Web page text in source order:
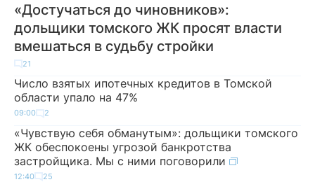
«Достучаться до чиновников»:
дольщики томского ЖК просят власти
вмешаться в судьбу стройки
21
Число взятых ипотечных кредитов в Томской
области упало на 47%
09:00 2
«Чувствую себя обманутым»: дольщики томского
ЖК обеспокоены угрозой банкротства
застройщика. Мы с ними поговорили
12:40 25